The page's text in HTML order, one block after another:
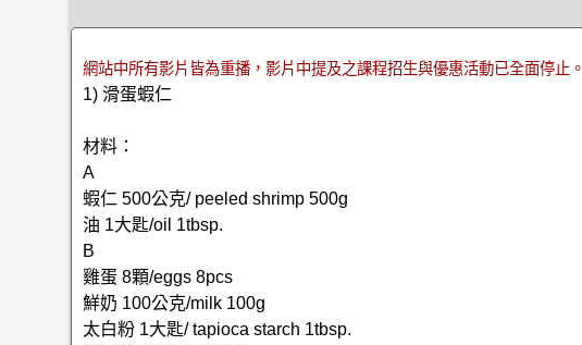
網站中所有影片皆為重播，影片中提及之課程招生與優惠活動已全面停止。
1) 滑蛋蝦仁
材料：
A
蝦仁 500公克/ peeled shrimp 500g
油 1大匙/oil 1tbsp.
B
雞蛋 8顆/eggs 8pcs
鮮奶 100公克/milk 100g
太白粉 1大匙/ tapioca starch 1tbsp.